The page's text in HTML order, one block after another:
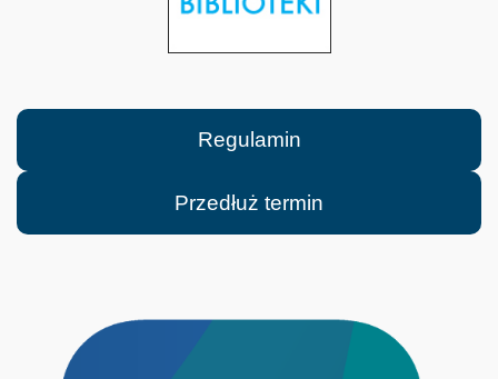
Regulamin
Przedłuż termin